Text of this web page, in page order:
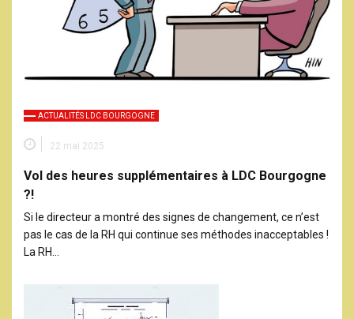
ACTUALITÉS LDC BOURGOGNE
22 mai 2025
Vol des heures supplémentaires à LDC Bourgogne
?!
Si le directeur a montré des signes de changement, ce n’est
pas le cas de la RH qui continue ses méthodes inacceptables !
La RH…